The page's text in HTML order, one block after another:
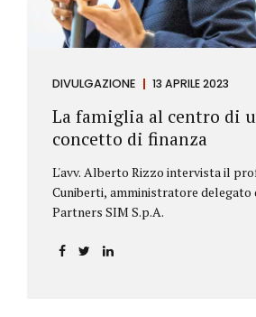
DIVULGAZIONE 13 APRILE 2023
La famiglia al centro di
concetto di finanza
L'avv. Alberto Rizzo intervista il
Cuniberti, amministratore
Partners SIM S.p.A.